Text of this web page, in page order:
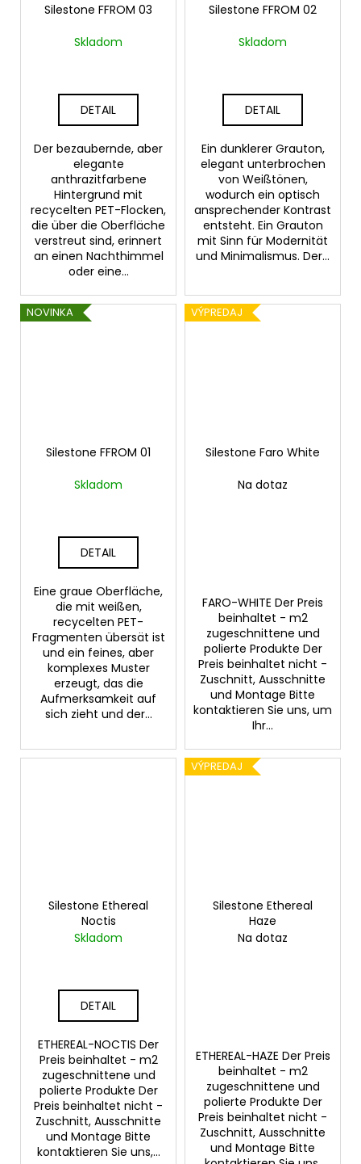
Silestone FFROM 03
Skladom
DETAIL
Der bezaubernde, aber
elegante
anthrazitfarbene
Hintergrund mit
recycelten PET-Flocken,
die über die Oberfläche
verstreut sind, erinnert
an einen Nachthimmel
oder eine...
Silestone FFROM 02
Skladom
DETAIL
Ein dunklerer Grauton,
elegant unterbrochen
von Weißtönen,
wodurch ein optisch
ansprechender Kontrast
entsteht. Ein Grauton
mit Sinn für Modernität
und Minimalismus. Der...
NOVINKA
Silestone FFROM 01
Skladom
DETAIL
Eine graue Oberfläche,
die mit weißen,
recycelten PET-
Fragmenten übersät ist
und ein feines, aber
komplexes Muster
erzeugt, das die
Aufmerksamkeit auf
sich zieht und der...
VÝPREDAJ
Silestone Faro White
Na dotaz
FARO-WHITE Der Preis
beinhaltet - m2
zugeschnittene und
polierte Produkte Der
Preis beinhaltet nicht -
Zuschnitt, Ausschnitte
und Montage Bitte
kontaktieren Sie uns, um
Ihr...
Silestone Ethereal
Noctis
Skladom
DETAIL
ETHEREAL-NOCTIS Der
Preis beinhaltet - m2
zugeschnittene und
polierte Produkte Der
Preis beinhaltet nicht -
Zuschnitt, Ausschnitte
und Montage Bitte
kontaktieren Sie uns,...
VÝPREDAJ
Silestone Ethereal
Haze
Na dotaz
ETHEREAL-HAZE Der Preis
beinhaltet - m2
zugeschnittene und
polierte Produkte Der
Preis beinhaltet nicht -
Zuschnitt, Ausschnitte
und Montage Bitte